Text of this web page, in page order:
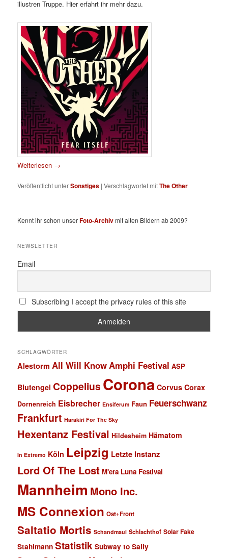
illustren Truppe. Hier erfahrt ihr mehr dazu.
Weiterlesen →
Veröffentlicht unterSonstiges |Verschlagwortet mitThe Other
Kennt ihr schon unserFoto-Archivmit alten Bildern ab 2009?
NEWSLETTER
Email
Subscribing I accept the privacy rules of this site
SCHLAGWÖRTER
Alestorm All Will KnowAmphi Festival ASP
Blutengel Coppelius Corona Corvus Corax
Dornenreich Eisbrecher Ensiferum Faun Feuerschwanz
Frankfurt Harakiri For The Sky
Hexentanz Festival Hildesheim Hämatom
In Extremo Köln Leipzig Letzte Instanz
Lord Of The Lost M'era Luna Festival
Mannheim Mono Inc.
MS Connexion Ost+Front
Saltatio Mortis Schandmaul Schlachthof Solar Fake
Stahlmann Statistik Subway to Sally